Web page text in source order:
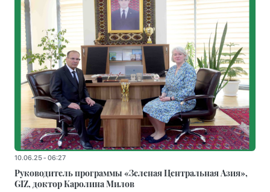
10.06.25 - 06:27
Руководитель программы «Зеленая Центральная Азия»,
GIZ, доктор Каролина Милов